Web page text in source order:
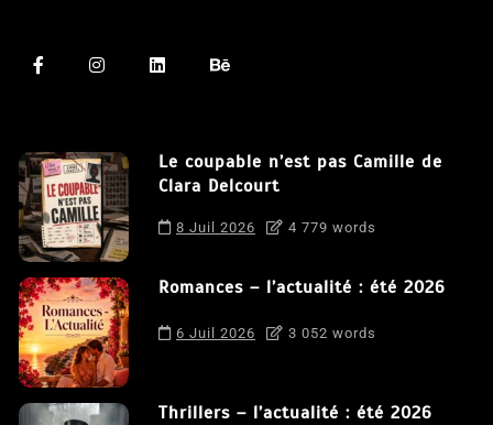
Le coupable n’est pas Camille de
Clara Delcourt
8 Juil 2026 4 779 words
Romances – l’actualité : été 2026
6 Juil 2026 3 052 words
Thrillers – l’actualité : été 2026